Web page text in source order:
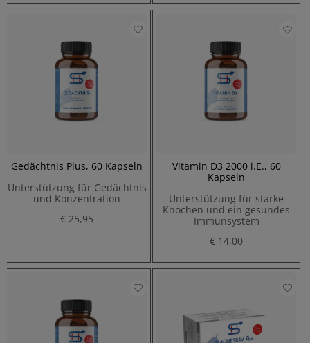
Gedächtnis Plus, 60 Kapseln
Unterstützung für Gedächtnis
und Konzentration
€ 25,95
Vitamin D3 2000 i.E., 60
Kapseln
Unterstützung für starke
Knochen und ein gesundes
Immunsystem
€ 14,00